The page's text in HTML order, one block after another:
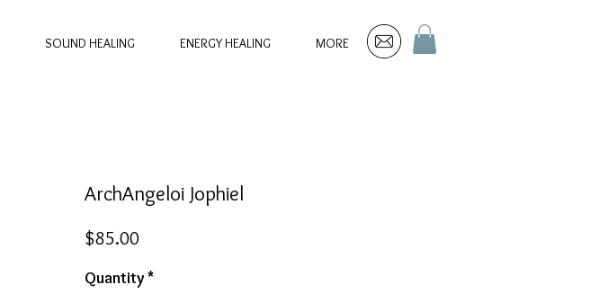
SOUND HEALING ENERGY HEALING MORE
ArchAngeloi Jophiel
$85.00Price
Quantity*